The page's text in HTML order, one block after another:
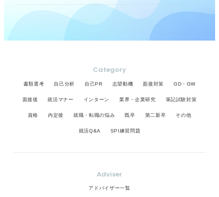
Category
書類選考 自己分析 自己PR 志望動機 面接対策 GD・GW
面接後 就活マナー インターン 業界・企業研究 筆記試験対策
資格 内定後 就職・転職の悩み 既卒 第二新卒 その他
就活Q&A SPI練習問題
Adviser
アドバイザー一覧